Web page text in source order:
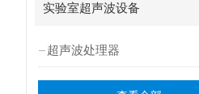
实验室超声波设备
超声波处理器